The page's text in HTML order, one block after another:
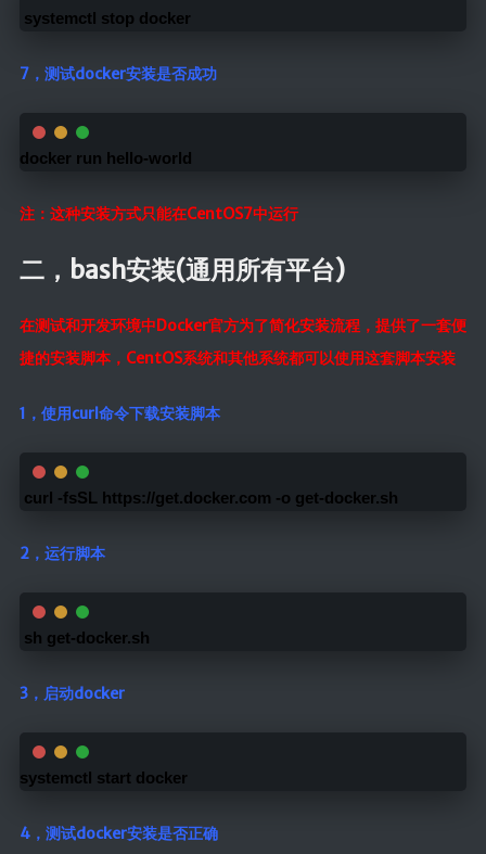
systemctl stop docker
7，测试docker安装是否成功
docker run hello-world
注：这种安装方式只能在CentOS7中运行
二，bash安装(通用所有平台)
在测试和开发环境中Docker官方为了简化安装流程，提供了一套便
捷的安装脚本，CentOS系统和其他系统都可以使用这套脚本安装
1，使用curl命令下载安装脚本
curl -fsSL https://get.docker.com -o get-docker.sh
2，运行脚本
sh get-docker.sh
3，启动docker
systemctl start docker
4，测试docker安装是否正确